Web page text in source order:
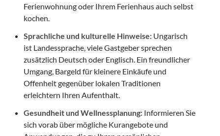
Ferienwohnung oder Ihrem Ferienhaus auch selbst
kochen.
Sprachliche und kulturelle Hinweise: Ungarisch
ist Landessprache, viele Gastgeber sprechen
zusätzlich Deutsch oder Englisch. Ein freundlicher
Umgang, Bargeld für kleinere Einkäufe und
Offenheit gegenüber lokalen Traditionen
erleichtern Ihren Aufenthalt.
Gesundheit und Wellnessplanung: Informieren Sie
sich vorab über mögliche Kurangebote und